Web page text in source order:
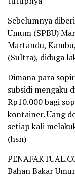
Sebelumnya
Umum (SPBU)
Martandu,
(Sultra), diduga
Dimana para
subsidi mengaku
Rp10.000 bagi
kontainer. Uang
setiap kali
(hsn)
Bahan Bakar